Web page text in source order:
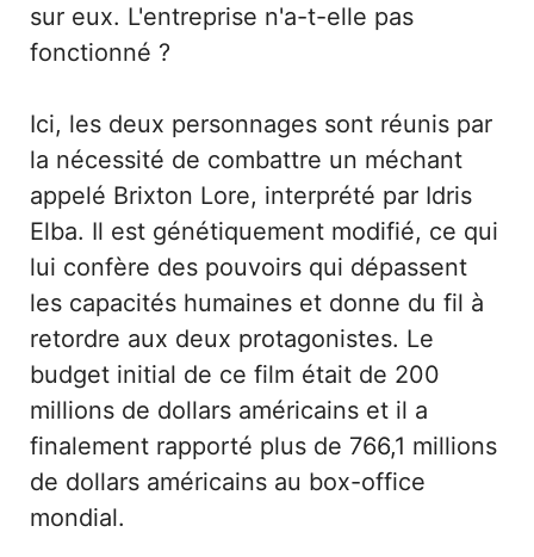
sur eux. L'entreprise n'a-t-elle pas
fonctionné ?
Ici, les deux personnages sont réunis par
la nécessité de combattre un méchant
appelé Brixton Lore, interprété par Idris
Elba. Il est génétiquement modifié, ce qui
lui confère des pouvoirs qui dépassent
les capacités humaines et donne du fil à
retordre aux deux protagonistes. Le
budget initial de ce film était de 200
millions de dollars américains et il a
finalement rapporté plus de 766,1 millions
de dollars américains au box-office
mondial.